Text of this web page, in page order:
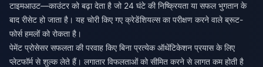
टाइमआउट—काउंटर को बढ़ा देता है जो 24 घंटे की निष्क्रियता या सफल भुगतान के
बाद रीसेट हो जाता है। यह चोरी किए गए क्रेडेंशियल्स का परीक्षण करने वाले ब्रूट-
फोर्स हमलों को रोकता है।
पेमेंट प्रोसेसर सफलता की परवाह किए बिना प्रत्येक ऑथेंटिकेशन प्रयास के लिए
प्लेटफॉर्म से शुल्क लेते हैं। लगातार विफलताओं को सीमित करने से लागत कम होती है